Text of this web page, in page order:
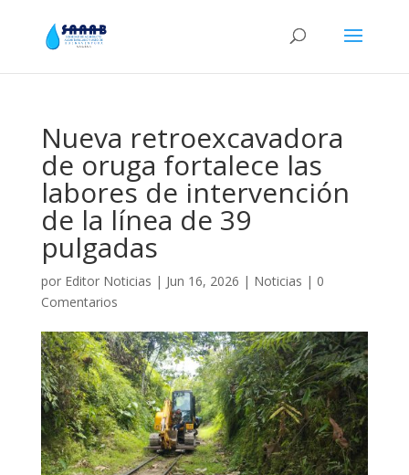
Nueva retroexcavadora
de oruga fortalece las
labores de intervención
de la línea de 39
pulgadas
por Editor Noticias | Jun 16, 2026 | Noticias | 0
Comentarios